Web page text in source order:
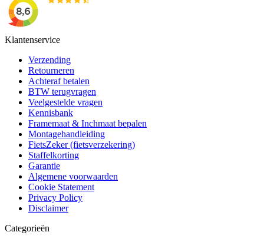
Klantenservice
Verzending
Retourneren
Achteraf betalen
BTW terugvragen
Veelgestelde vragen
Kennisbank
Framemaat & Inchmaat bepalen
Montagehandleiding
FietsZeker (fietsverzekering)
Staffelkorting
Garantie
Algemene voorwaarden
Cookie Statement
Privacy Policy
Disclaimer
Categorieën